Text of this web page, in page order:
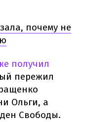
почему не
получил
пережил
Ольги, а
Свободы.